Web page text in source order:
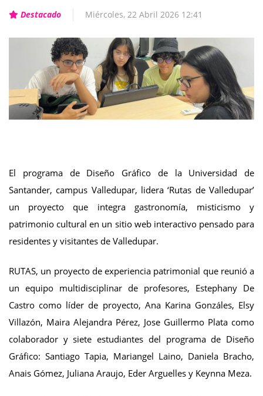
Destacado Miércoles, 22 Abril 2026 12:41
El programa de Diseño Gráfico de la Universidad de
Santander, campus Valledupar, lidera ‘Rutas de Valledupar’
un proyecto que integra gastronomía, misticismo y
patrimonio cultural en un sitio web interactivo pensado para
residentes y visitantes de Valledupar.
RUTAS, un proyecto de experiencia patrimonial que reunió a
un equipo multidisciplinar de profesores, Estephany De
Castro como líder de proyecto, Ana Karina Gonzáles, Elsy
Villazón, Maira Alejandra Pérez, Jose Guillermo Plata como
colaborador y siete estudiantes del programa de Diseño
Gráfico: Santiago Tapia, Mariangel Laino, Daniela Bracho,
Anais Gómez, Juliana Araujo, Eder Arguelles y Keynna Meza.